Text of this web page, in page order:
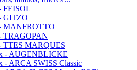
FEISOL
GITZO
MANFROTTO
TRAGOPAN
TTES MARQUES
- AUGENBLICKE
- ARCA SWISS Classic